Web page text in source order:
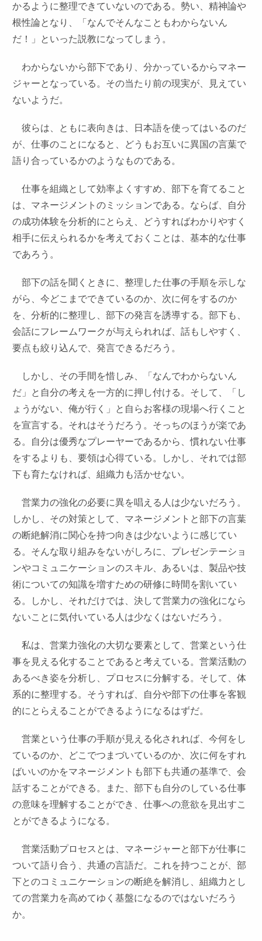
かるように整理できていないのである。勢い、精神論や
根性論となり、「なんでそんなこともわからないん
だ！」といった説教になってしまう。
わからないから部下であり、分かっているからマネー
ジャーとなっている。その当たり前の現実が、見えてい
ないようだ。
彼らは、ともに表向きは、日本語を使ってはいるのだ
が、仕事のことになると、どうもお互いに異国の言葉で
語り合っているかのようなものである。
仕事を組織として効率よくすすめ、部下を育てること
は、マネージメントのミッションである。ならば、自分
の成功体験を分析的にとらえ、どうすればわかりやすく
相手に伝えられるかを考えておくことは、基本的な仕事
であろう。
部下の話を聞くときに、整理した仕事の手順を示しな
がら、今どこまでできているのか、次に何をするのか
を、分析的に整理し、部下の発言を誘導する。部下も、
会話にフレームワークが与えられれば、話もしやすく、
要点も絞り込んで、発言できるだろう。
しかし、その手間を惜しみ、「なんでわからないん
だ」と自分の考えを一方的に押し付ける。そして、「し
ょうがない、俺が行く」と自らお客様の現場へ行くこと
を宣言する。それはそうだろう。そっちのほうが楽であ
る。自分は優秀なプレーヤーであるから、慣れない仕事
をするよりも、要領は心得ている。しかし、それでは部
下も育たなければ、組織力も活かせない。
営業力の強化の必要に異を唱える人は少ないだろう。
しかし、その対策として、マネージメントと部下の言葉
の断絶解消に関心を持つ向きは少ないように感じてい
る。そんな取り組みをないがしろに、プレゼンテーショ
ンやコミュニケーションのスキル、あるいは、製品や技
術についての知識を増すための研修に時間を割いてい
る。しかし、それだけでは、決して営業力の強化になら
ないことに気付いている人は少なくはないだろう。
私は、営業力強化の大切な要素として、営業という仕
事を見える化することであると考えている。営業活動の
あるべき姿を分析し、プロセスに分解する。そして、体
系的に整理する。そうすれば、自分や部下の仕事を客観
的にとらえることができるようになるはずだ。
営業という仕事の手順が見える化されれば、今何をし
ているのか、どこでつまづいているのか、次に何をすれ
ばいいのかをマネージメントも部下も共通の基準で、会
話することができる。また、部下も自分のしている仕事
の意味を理解することができ、仕事への意欲を見出すこ
とができるようになる。
営業活動プロセスとは、マネージャーと部下が仕事に
ついて語り合う、共通の言語だ。これを持つことが、部
下とのコミュニケーションの断絶を解消し、組織力とし
ての営業力を高めてゆく基盤になるのではないだろう
か。